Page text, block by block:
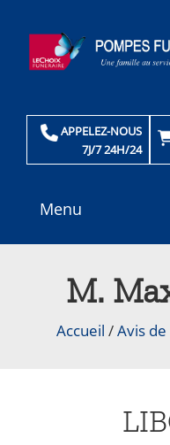
APPELEZ-NOUS
7J/7 24H/24
Menu
M.
Accueil /Avis